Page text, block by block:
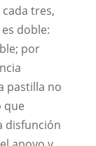
tres,
doble:
por
pastilla no
que
disfunción